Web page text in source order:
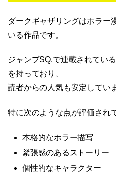
ダークギャザリングはホラー
いる作品です。
ジャンプSQ.で連載されてい
を持っており、
読者からの人気も安定してい
特に次のような点が評価され
本格的なホラー描写
緊張感のあるストーリー
個性的なキャラクター